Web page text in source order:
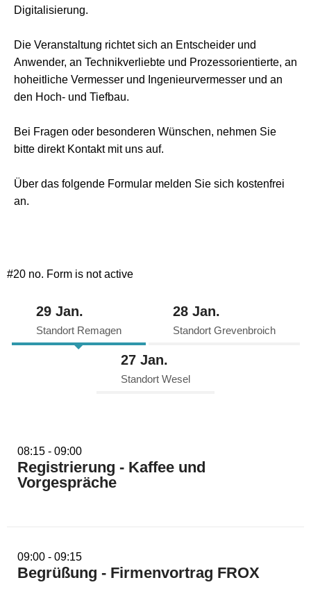
Digitalisierung.
Die Veranstaltung richtet sich an Entscheider und
Anwender, an Technikverliebte und Prozessorientierte, an
hoheitliche Vermesser und Ingenieurvermesser und an
den Hoch- und Tiefbau.
Bei Fragen oder besonderen Wünschen, nehmen Sie
bitte direkt Kontakt mit uns auf.
Über das folgende Formular melden Sie sich kostenfrei
an.
#20 no. Form is not active
29 Jan.
Standort Remagen
28 Jan.
Standort Grevenbroich
27 Jan.
Standort Wesel
08:15 - 09:00
Registrierung - Kaffee und
Vorgespräche
09:00 - 09:15
Begrüßung - Firmenvortrag FROX